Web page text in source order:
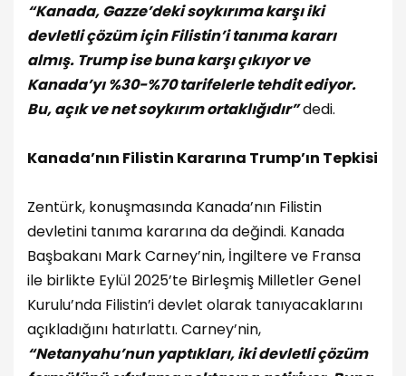
“Kanada, Gazze’deki soykırıma karşı iki
devletli çözüm için Filistin’i tanıma kararı
almış. Trump ise buna karşı çıkıyor ve
Kanada’yı %30-%70 tarifelerle tehdit ediyor.
Bu, açık ve net soykırım ortaklığıdır”dedi.
Kanada’nın Filistin Kararına Trump’ın Tepkisi
Zentürk, konuşmasında Kanada’nın Filistin
devletini tanıma kararına da değindi. Kanada
Başbakanı Mark Carney’nin, İngiltere ve Fransa
ile birlikte Eylül 2025’te Birleşmiş Milletler Genel
Kurulu’nda Filistin’i devlet olarak tanıyacaklarını
açıkladığını hatırlattı. Carney’nin,
“Netanyahu’nun yaptıkları, iki devletli çözüm